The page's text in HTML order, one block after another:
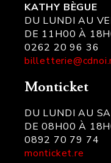
KATHY BÈGUE
DU LUNDI AU
DE 11H00 À
0262 20 96 36
Monticket
DU LUNDI AU
DE 08H00 À
0892 70 79 74
monticket.re